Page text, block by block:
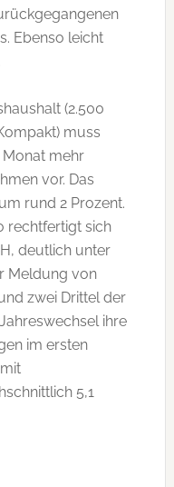
Ebenso leicht
(2.500
muss
mehr
vor. Das
rund 2 Prozent.
rechtfertigt sich
deutlich unter
Meldung von
zwei Drittel der
ihre
im ersten
5,1